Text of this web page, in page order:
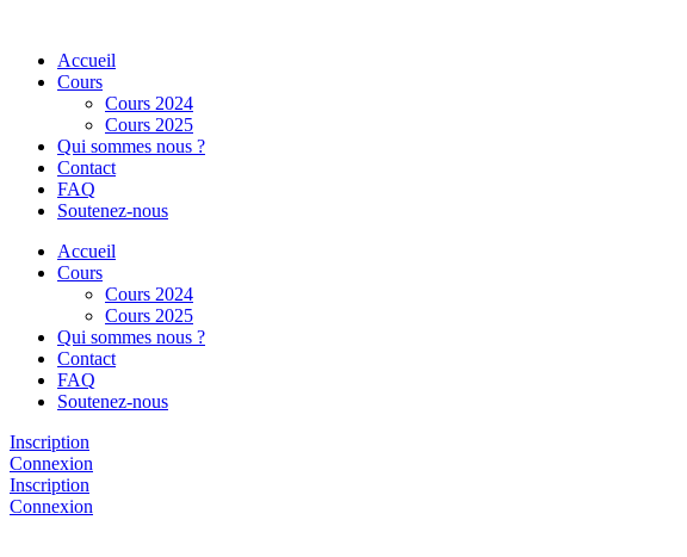
contenuAccueil
Cours
Cours 2024
Cours 2025
Qui sommes nous ?
Contact
FAQ
Soutenez-nous
Accueil
Cours
Cours 2024
Cours 2025
Qui sommes nous ?
Contact
FAQ
Soutenez-nous
Inscription
Connexion
Inscription
Connexion